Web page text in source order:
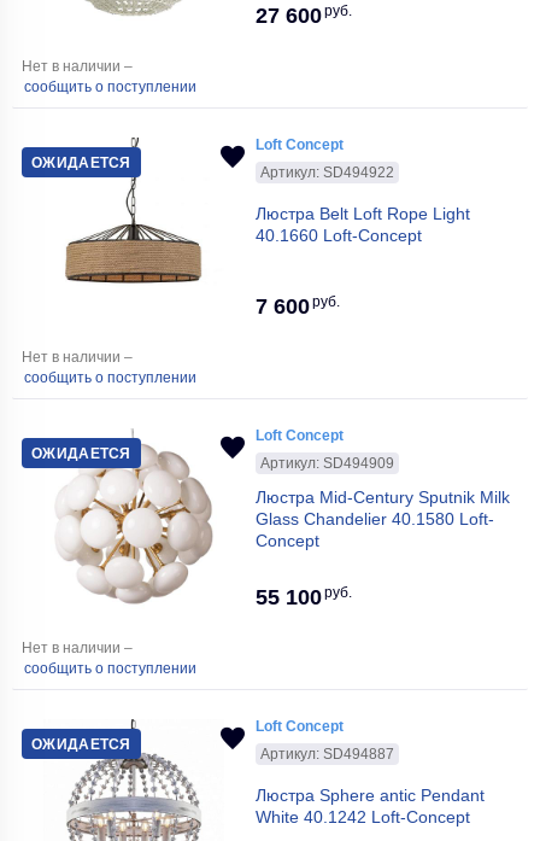
27 600руб.
Нет в наличии –
сообщить о поступлении
ОЖИДАЕТСЯ
Loft Concept
Артикул: SD494922
Люстра Belt Loft Rope Light
40.1660 Loft-Concept
7 600руб.
Нет в наличии –
сообщить о поступлении
ОЖИДАЕТСЯ
Loft Concept
Артикул: SD494909
Люстра Mid-Century Sputnik Milk
Glass Chandelier 40.1580 Loft-
Concept
55 100руб.
Нет в наличии –
сообщить о поступлении
ОЖИДАЕТСЯ
Loft Concept
Артикул: SD494887
Люстра Sphere antic Pendant
White 40.1242 Loft-Concept